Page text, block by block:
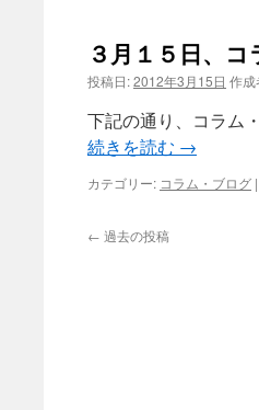
３月１５日、
投稿日:2012年3月15日 作成
下記の通り、コラム
続きを読む →
カテゴリー: コラム・ブログ |
← 過去の投稿